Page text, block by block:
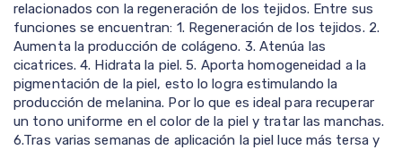
relacionados con la regeneración de los tejidos. Entre sus
funciones se encuentran: 1. Regeneración de los tejidos. 2.
Aumenta la producción de colágeno. 3. Atenúa las
cicatrices. 4. Hidrata la piel. 5. Aporta homogeneidad a la
pigmentación de la piel, esto lo logra estimulando la
producción de melanina. Por lo que es ideal para recuperar
un tono uniforme en el color de la piel y tratar las manchas.
6.Tras varias semanas de aplicación la piel luce más tersa y